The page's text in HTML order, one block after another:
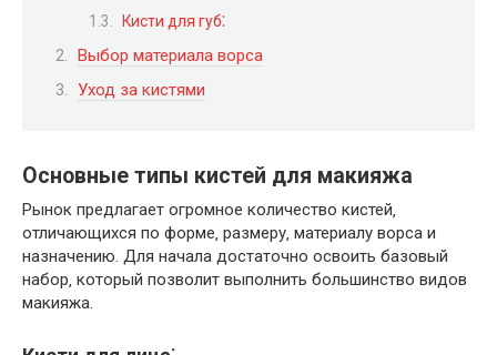
Кисти для губ⁚
Выбор материала ворса
Уход за кистями
Основные типы кистей для макияжа
Рынок предлагает огромное количество кистей‚
отличающихся по форме‚ размеру‚ материалу ворса и
назначению. Для начала достаточно освоить базовый
набор‚ который позволит выполнить большинство видов
макияжа.